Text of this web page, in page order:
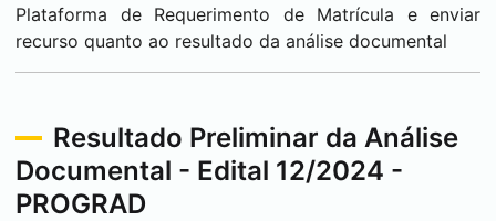
Plataforma de Requerimento de Matrícula e enviar
recurso quanto ao resultado da análise documental
Resultado Preliminar da Análise
Documental - Edital 12/2024 -
PROGRAD